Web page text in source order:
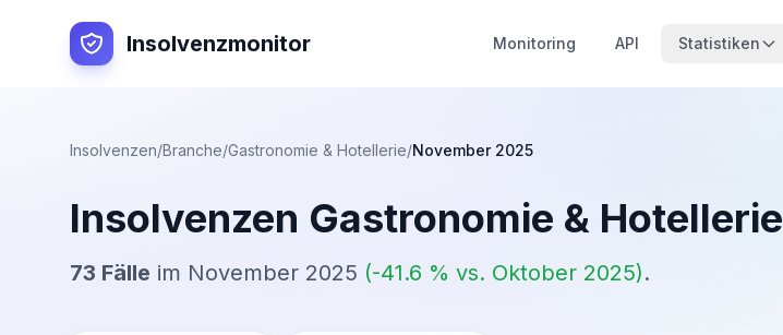
Insolvenzmonitor Monitoring API Statistiken
Insolvenzen/Branche/Gastronomie & Hotellerie/November 2025
Insolvenzen Gastronomie & Hotellerie
73 Fälle im November 2025 (-41.6 % vs. Oktober 2025).